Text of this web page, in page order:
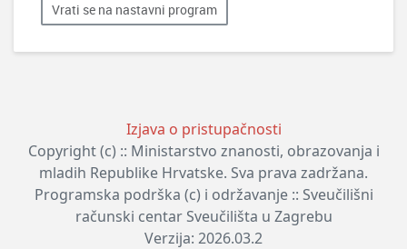
Vrati se na nastavni program
Izjava o pristupačnosti
Copyright (c) :: Ministarstvo znanosti, obrazovanja i
mladih Republike Hrvatske. Sva prava zadržana.
Programska podrška (c) i održavanje :: Sveučilišni
računski centar Sveučilišta u Zagrebu
Verzija: 2026.03.2